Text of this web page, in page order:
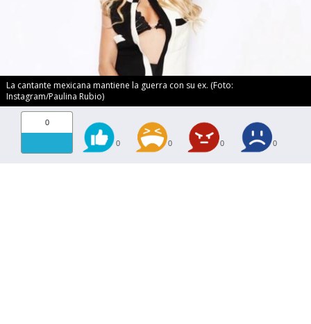
La cantante mexicana mantiene la guerra con su ex. (Foto:
Instagram/Paulina Rubio)
0
0 0 0 0